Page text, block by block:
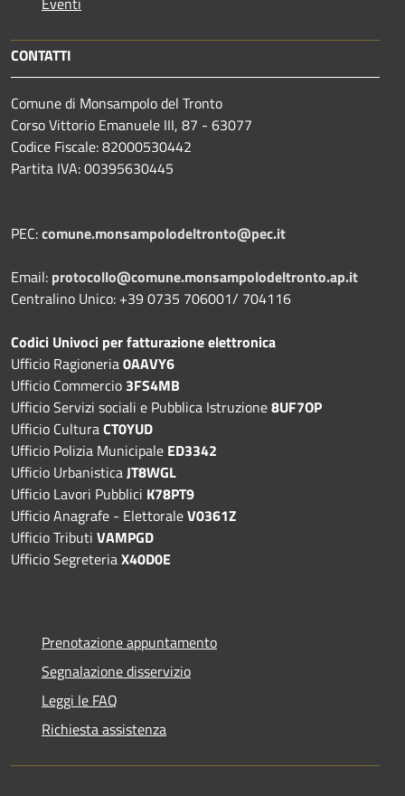
CONTATTI
Comune di Monsampolo del Tronto
Corso Vittorio Emanuele III, 87 - 63077
Codice Fiscale: 82000530442
Partita IVA: 00395630445
PEC:comune.monsampolodeltronto@pec.it
Email: protocollo@comune.monsampolodeltronto.ap.it
Centralino Unico: +39 0735 706001/ 704116
Codici Univoci per fatturazione elettronica
Ufficio Ragioneria0AAVY6
Ufficio Commercio 3FS4MB
Ufficio Servizi sociali e Pubblica Istruzione8UF7OP
Ufficio CulturaCT0YUD
Ufficio Polizia Municipale ED3342
Ufficio UrbanisticaJT8WGL
Ufficio Lavori Pubblici K78PT9
Ufficio Anagrafe - ElettoraleV0361Z
Ufficio Tributi VAMPGD
Ufficio SegreteriaX40D0E
Prenotazione appuntamento
Segnalazione disservizio
Leggi le FAQ
Richiesta assistenza